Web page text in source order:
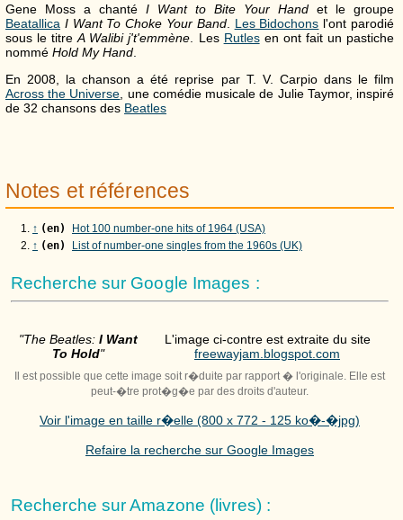
Gene Moss a chanté I Want to Bite Your Hand et le groupe
Beatallica I Want To Choke Your Band. Les Bidochons l'ont parodié
sous le titreA Walibi j't'emmène . Les Rutlesen ont fait un pastiche
nommé Hold My Hand
En 2008, la chanson a été reprise par T. V. Carpio dans le film
Across the Universe, une comédie musicale de Julie Taymor, inspiré
de 32 chansons des Beatles
Notes et références
↑ (en) Hot 100 number-one hits of 1964 (USA)
↑ (en) List of number-one singles from the 1960s (UK)
Recherche sur Google Images :
"The Beatles: I Want
To Hold"
L'image ci-contre est extraite du site
freewayjam.blogspot.com
Il est possible que cette image soit r�duite par rapport � l'originale. Elle est
peut-�tre prot�g�e par des droits d'auteur.
Voir l'image en taille r�elle (800 x 772 - 125 ko�-�jpg)
Refaire la recherche sur Google Images
Recherche sur Amazone (livres) :